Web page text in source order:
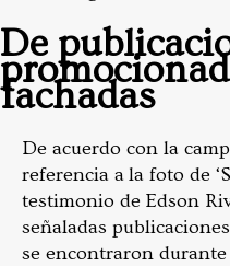
De
fachadas
De acuerdo con la
referencia a la foto de
testimonio de Edson
señaladas
se encontraron